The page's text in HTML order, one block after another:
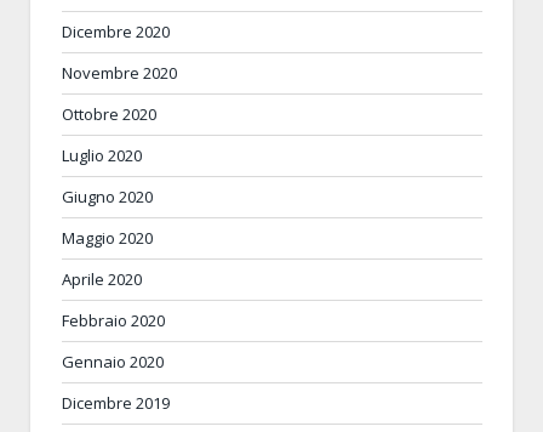
Dicembre 2020
Novembre 2020
Ottobre 2020
Luglio 2020
Giugno 2020
Maggio 2020
Aprile 2020
Febbraio 2020
Gennaio 2020
Dicembre 2019